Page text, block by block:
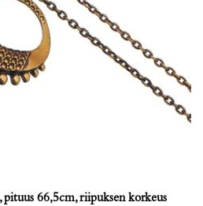
pituus 66,5cm, riipuksen korkeus